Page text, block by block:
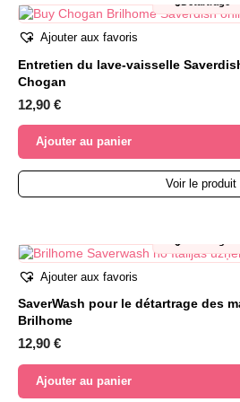
Ajouter aux favoris
Entretien du lave-vaisselle
Chogan
12,90 €
Ajouter au panier
Voir le produit
Ajouter aux favoris
SaverWash pour le détartrage des
Brilhome
12,90 €
Ajouter au panier